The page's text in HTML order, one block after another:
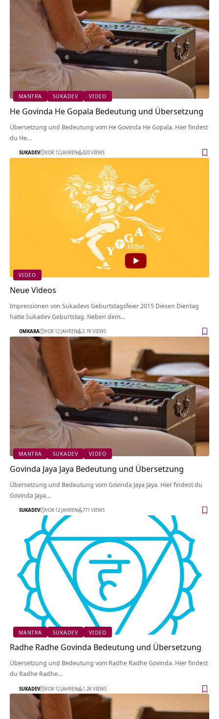
MANTRA SUKADEV VIDEO
He Govinda He Gopala Bedeutung und Übersetzung
Übersetzung und Bedeutung vom He Govinda He Gopala. Hier findest
du He…
SUKADEV VOR 12 JAHREN 820 VIEWS
VIDEO
Neue Videos
Impressionen von Sukadevs Geburtstagsfeier 2015 Diesen Dientag
hatte Sukadev Geburtstag. Neben dem…
OMKARA VOR 12 JAHREN 3.7K VIEWS
MANTRA SUKADEV VIDEO
Govinda Jaya Jaya Bedeutung und Übersetzung
Übersetzung und Bedeutung vom Govinda Jaya Jaya. Hier findest du
Govinda Jaya…
SUKADEV VOR 12 JAHREN 771 VIEWS
MANTRA SUKADEV VIDEO
Radhe Radhe Govinda Bedeutung und Übersetzung
Übersetzung und Bedeutung vom Radhe Radhe Govinda. Hier findest
du Radhe Radhe…
SUKADEV VOR 12 JAHREN 1.2K VIEWS